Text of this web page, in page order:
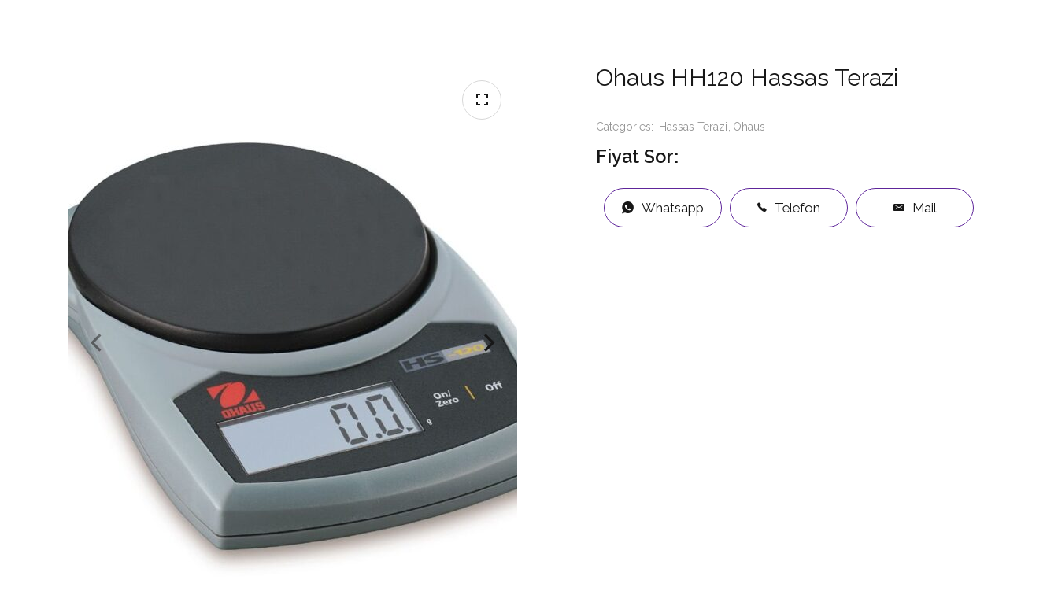
Ohaus HH120 Hassas Terazi
Categories: Hassas Terazi Ohaus
Fiyat Sor:
Whatsapp Telefon Mail